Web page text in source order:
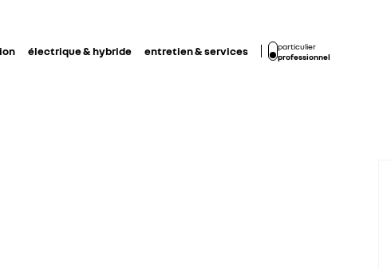
électrique & hybride entretien & services
particulier
professionnel